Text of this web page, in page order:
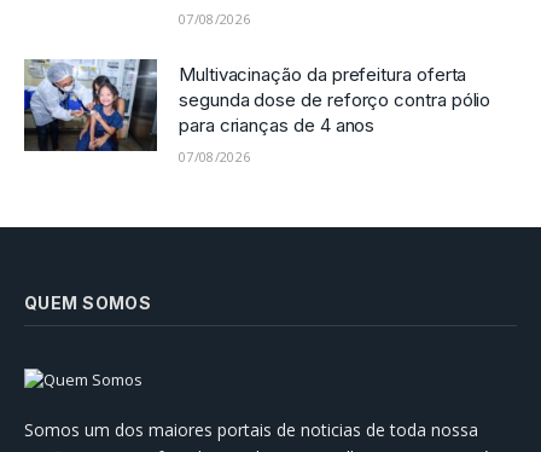
07/08/2026
Multivacinação da prefeitura oferta
segunda dose de reforço contra pólio
para crianças de 4 anos
07/08/2026
QUEM SOMOS
Somos um dos maiores portais de noticias de toda nossa